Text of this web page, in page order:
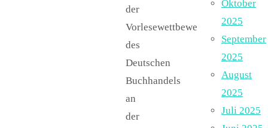
der
Vorlesewettbewerb
des
Deutschen
Buchhandels
an
der
Oktober
2025
September
2025
August
2025
Juli 2025